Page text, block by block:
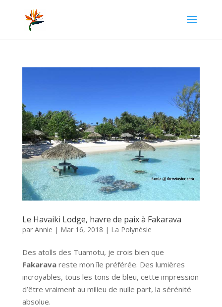
Le Havaiki Lodge, havre de paix à Fakarava
par Annie | Mar 16, 2018 | La Polynésie
Des atolls des Tuamotu, je crois bien que
Fakaravareste mon île préférée. Des lumières
incroyables, tous les tons de bleu, cette impression
d’être vraiment au milieu de nulle part, la sérénité
absolue.